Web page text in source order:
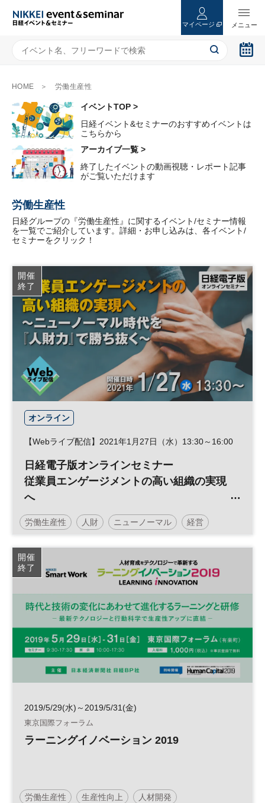
マイページ
HOME 労働生産性
イベントTOP >
日経イベント&セミナーのおすすめイベントは
こちらから
アーカイブ一覧 >
終了したイベントの動画視聴・レポート記事
がご覧いただけます
労働生産性
日経グループの『労働生産性』に関するイベント/セミナー情報
を一覧でご紹介しています。詳細・お申し込みは、各イベント/
セミナーをクリック！
開催
終了
オンライン
【Webライブ配信】2021年1月27日（水）13:30～16:00
日経電子版オンラインセミナー
従業員エンゲージメントの高い組織の実現
へ
〜ニューノーマル時代を『人財力』で勝ち
抜く〜
労働生産性 人財 ニューノーマル 経営
マネジメント テレワーク エンゲージメント
日経オンラインセミナー
開催
終了
2019/5/29(水)～2019/5/31(金)
東京国際フォーラム
ラーニングイノベーション 2019
労働生産性 生産性向上 人材開発